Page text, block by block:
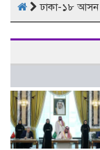
ঢাকা-১৮ আসন